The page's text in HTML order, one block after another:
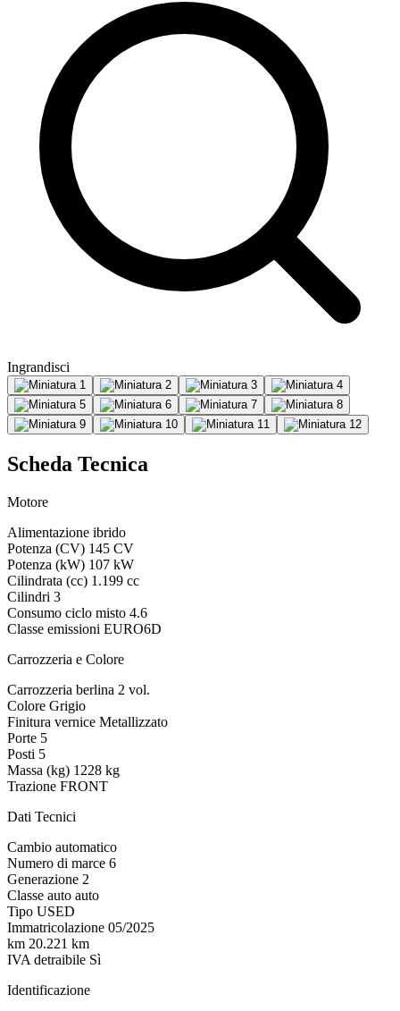
Ingrandisci
Scheda Tecnica
Motore
Alimentazione ibrido
Potenza (CV) 145 CV
Potenza (kW) 107 kW
Cilindrata (cc) 1.199 cc
Cilindri 3
Consumo ciclo misto 4.6
Classe emissioni EURO6D
Carrozzeria e Colore
Carrozzeria berlina 2 vol.
Colore Grigio
Finitura vernice Metallizzato
Porte 5
Posti 5
Massa (kg) 1228 kg
Trazione FRONT
Dati Tecnici
Cambio automatico
Numero di marce 6
Generazione 2
Classe auto auto
Tipo USED
Immatricolazione 05/2025
km 20.221 km
IVA detraibile Sì
Identificazione